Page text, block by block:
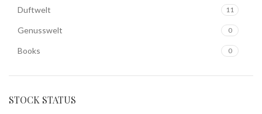
Books 0
Duftwelt 11
Genusswelt 0
STOCK STATUS